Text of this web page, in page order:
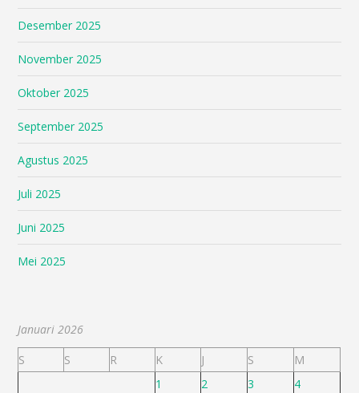
Desember 2025
November 2025
Oktober 2025
September 2025
Agustus 2025
Juli 2025
Juni 2025
Mei 2025
Januari 2026
S
S R K J S
M
1
2 3
4